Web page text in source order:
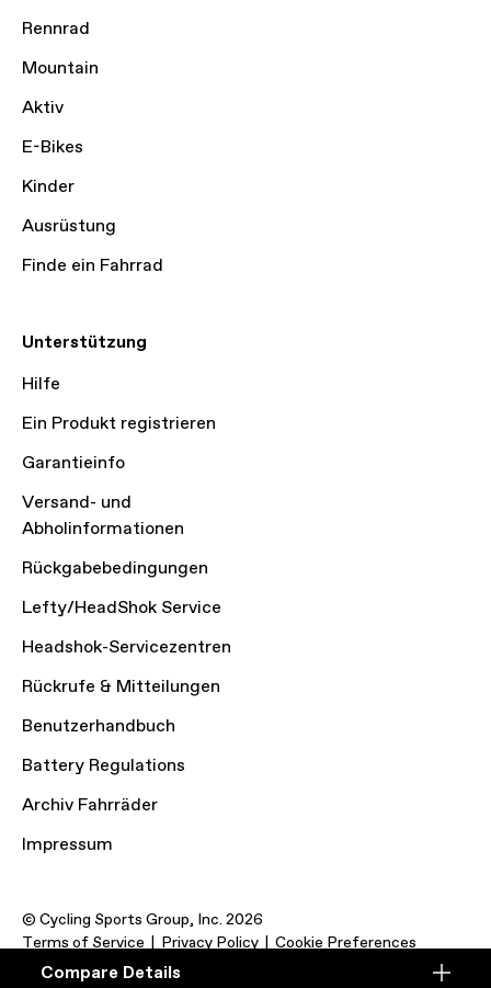
Compare Details
Rennrad
Mountain
Aktiv
E-Bikes
Kinder
Ausrüstung
Finde ein Fahrrad
Unterstützung
Hilfe
Ein Produkt registrieren
Garantieinfo
Versand- und
Abholinformationen
Rückgabebedingungen
Lefty/HeadShok Service
Headshok-Servicezentren
Rückrufe & Mitteilungen
Benutzerhandbuch
Battery Regulations
Archiv Fahrräder
Impressum
© Cycling Sports Group, Inc. 2026
Terms of Service
Privacy Policy Cookie Preferences